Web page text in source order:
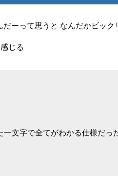
ーって思うと なんだかビック
じる
文字で全てがわかる仕様だっ